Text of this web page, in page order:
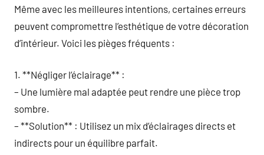
Même avec les meilleures intentions, certaines erreurs
peuvent compromettre l’esthétique de votre décoration
d’intérieur. Voici les pièges fréquents :
1. **Négliger l’éclairage** :
– Une lumière mal adaptée peut rendre une pièce trop
sombre.
– **Solution** : Utilisez un mix d’éclairages directs et
indirects pour un équilibre parfait.